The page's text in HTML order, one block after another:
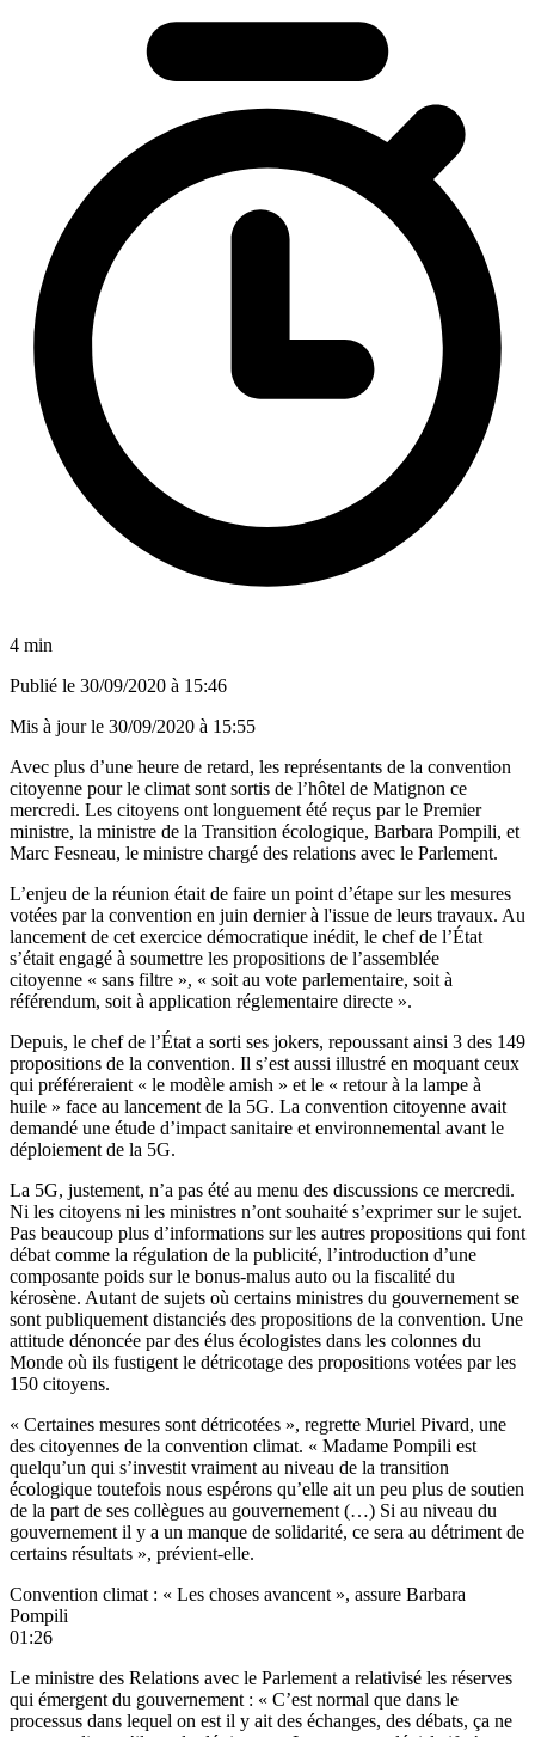
4 min
Publié le 30/09/2020 à 15:46
Mis à jour le 30/09/2020 à 15:55
Avec plus d’une heure de retard, les représentants de la convention
citoyenne pour le climat sont sortis de l’hôtel de Matignon ce
mercredi. Les citoyens ont longuement été reçus par le Premier
ministre, la ministre de la Transition écologique, Barbara Pompili, et
Marc Fesneau, le ministre chargé des relations avec le Parlement.
L’enjeu de la réunion était de faire un point d’étape sur les mesures
votées par la convention en juin dernier à l'issue de leurs travaux. Au
lancement de cet exercice démocratique inédit, le chef de l’État
s’était engagé à soumettre les propositions de l’assemblée
citoyenne « sans filtre », « soit au vote parlementaire, soit à
référendum, soit à application réglementaire directe ».
Depuis, le chef de l’État a sorti ses jokers, repoussant ainsi 3 des 149
propositions de la convention. Il s’est aussi illustré en moquant ceux
qui préféreraient « le modèle amish » et le « retour à la lampe à
huile » face au lancement de la 5G. La convention citoyenne avait
demandé une étude d’impact sanitaire et environnemental avant le
déploiement de la 5G.
La 5G, justement, n’a pas été au menu des discussions ce mercredi.
Ni les citoyens ni les ministres n’ont souhaité s’exprimer sur le sujet.
Pas beaucoup plus d’informations sur les autres propositions qui font
débat comme la régulation de la publicité, l’introduction d’une
composante poids sur le bonus-malus auto ou la fiscalité du
kérosène. Autant de sujets où certains ministres du gouvernement se
sont publiquement distanciés des propositions de la convention. Une
attitude dénoncée par des élus écologistes dans les colonnes du
Monde où ils fustigent le détricotage des propositions votées par les
150 citoyens.
« Certaines mesures sont détricotées », regrette Muriel Pivard, une
des citoyennes de la convention climat. « Madame Pompili est
quelqu’un qui s’investit vraiment au niveau de la transition
écologique toutefois nous espérons qu’elle ait un peu plus de soutien
de la part de ses collègues au gouvernement (…) Si au niveau du
gouvernement il y a un manque de solidarité, ce sera au détriment de
certains résultats », prévient-elle.
Convention climat : « Les choses avancent », assure Barbara
Pompili
01:26
Le ministre des Relations avec le Parlement a relativisé les réserves
qui émergent du gouvernement : « C’est normal que dans le
processus dans lequel on est il y ait des échanges, des débats, ça ne